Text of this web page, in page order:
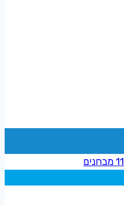
11 מבחנים